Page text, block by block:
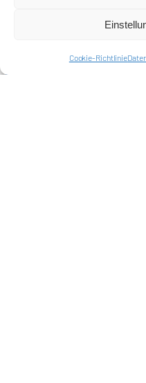
Cookie-Richtlinie